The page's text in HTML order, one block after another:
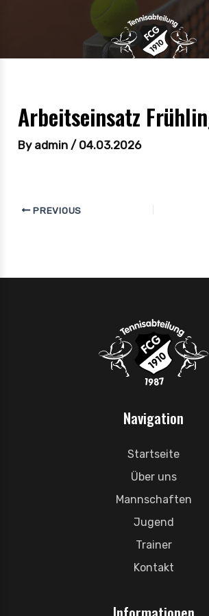
Arbeitseinsatz
By admin / 04.03.2026
PREVIOUS
Navigation
Startseite
Über uns
Mannschaften
Jugend
Trainer
Kontakt